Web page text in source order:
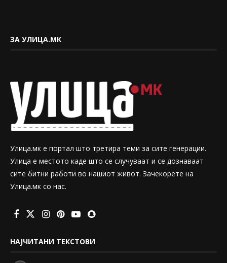
ЗА УЛИЦА.МК
Улица.мк е портал што третира теми за сите генерации.
Улица е местото каде што се случуваат и се дознаваат
сите битни работи во нашиот живот. Зачекорете на
Улица.мк со нас.
НАЈЧИТАНИ ТЕКСТОВИ